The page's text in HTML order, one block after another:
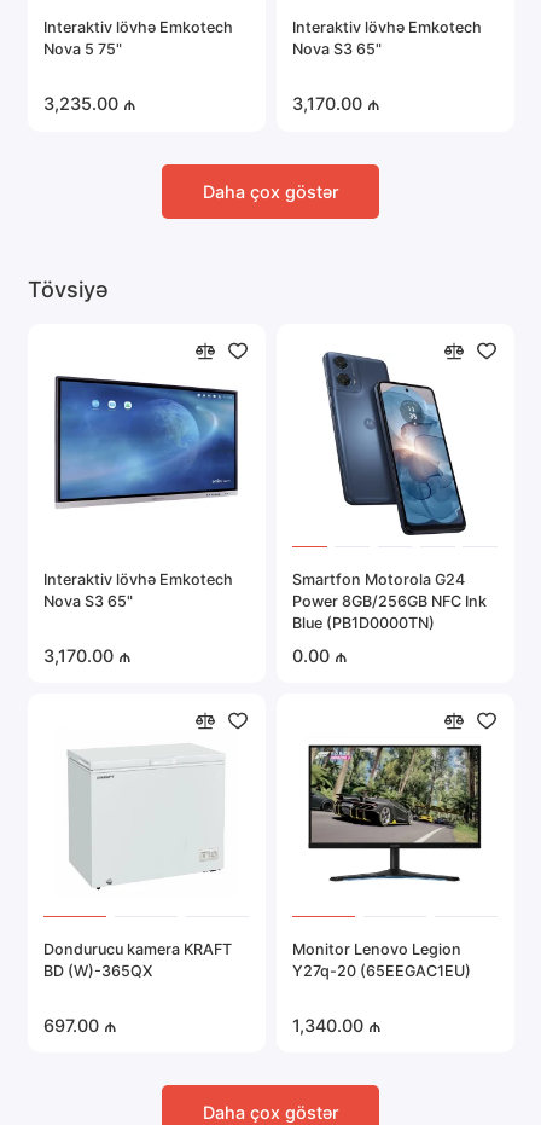
Interaktiv lövhə Emkotech
Nova 5 75"
3,235.00 ₼
Interaktiv lövhə Emkotech
Nova S3 65"
3,170.00 ₼
Daha çox göstər
Tövsiyə
Interaktiv lövhə Emkotech
Nova S3 65"
3,170.00 ₼
Smartfon Motorola G24
Power 8GB/256GB NFC Ink
Blue (PB1D0000TN)
0.00 ₼
Dondurucu kamera KRAFT
BD (W)-365QX
697.00 ₼
Monitor Lenovo Legion
Y27q-20 (65EEGAC1EU)
1,340.00 ₼
Daha çox göstər